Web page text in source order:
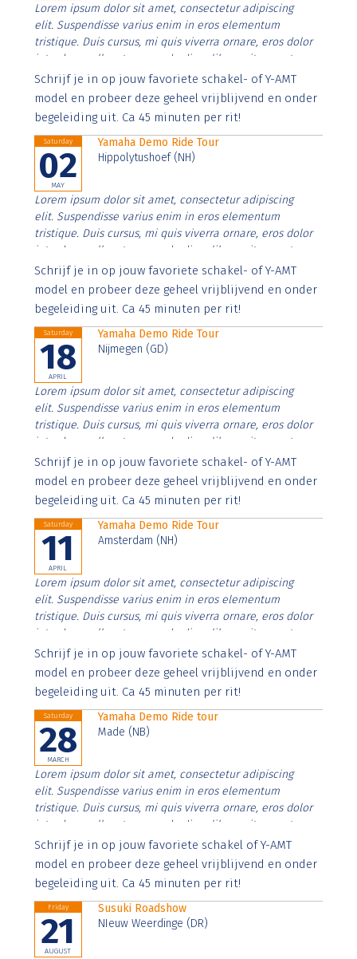
Lorem ipsum dolor sit amet, consectetur adipiscing
elit. Suspendisse varius enim in eros elementum
tristique. Duis cursus, mi quis viverra ornare, eros dolor
interdum nulla, ut commodo diam libero vitae erat.
Aenean faucibus nibh et justo cursus id rutrum lorem
imperdiet. Nunc ut sem vitae risus tristique posuere.
Schrijf je in op jouw favoriete schakel- of Y-AMT
model en probeer deze geheel vrijblijvend en onder
begeleiding uit. Ca 45 minuten per rit!
Saturday
02
MAY
Yamaha Demo Ride Tour
Hippolytushoef (NH)
Lorem ipsum dolor sit amet, consectetur adipiscing
elit. Suspendisse varius enim in eros elementum
tristique. Duis cursus, mi quis viverra ornare, eros dolor
interdum nulla, ut commodo diam libero vitae erat.
Aenean faucibus nibh et justo cursus id rutrum lorem
imperdiet. Nunc ut sem vitae risus tristique posuere.
Schrijf je in op jouw favoriete schakel- of Y-AMT
model en probeer deze geheel vrijblijvend en onder
begeleiding uit. Ca 45 minuten per rit!
Saturday
18
APRIL
Yamaha Demo Ride Tour
Nijmegen (GD)
Lorem ipsum dolor sit amet, consectetur adipiscing
elit. Suspendisse varius enim in eros elementum
tristique. Duis cursus, mi quis viverra ornare, eros dolor
interdum nulla, ut commodo diam libero vitae erat.
Aenean faucibus nibh et justo cursus id rutrum lorem
imperdiet. Nunc ut sem vitae risus tristique posuere.
Schrijf je in op jouw favoriete schakel- of Y-AMT
model en probeer deze geheel vrijblijvend en onder
begeleiding uit. Ca 45 minuten per rit!
Saturday
11
APRIL
Yamaha Demo Ride Tour
Amsterdam (NH)
Lorem ipsum dolor sit amet, consectetur adipiscing
elit. Suspendisse varius enim in eros elementum
tristique. Duis cursus, mi quis viverra ornare, eros dolor
interdum nulla, ut commodo diam libero vitae erat.
Aenean faucibus nibh et justo cursus id rutrum lorem
imperdiet. Nunc ut sem vitae risus tristique posuere.
Schrijf je in op jouw favoriete schakel- of Y-AMT
model en probeer deze geheel vrijblijvend en onder
begeleiding uit. Ca 45 minuten per rit!
Saturday
28
MARCH
Yamaha Demo Ride tour
Made (NB)
Lorem ipsum dolor sit amet, consectetur adipiscing
elit. Suspendisse varius enim in eros elementum
tristique. Duis cursus, mi quis viverra ornare, eros dolor
interdum nulla, ut commodo diam libero vitae erat.
Aenean faucibus nibh et justo cursus id rutrum lorem
imperdiet. Nunc ut sem vitae risus tristique posuere.
Schrijf je in op jouw favoriete schakel of Y-AMT
model en probeer deze geheel vrijblijvend en onder
begeleiding uit. Ca 45 minuten per rit!
Friday
21
AUGUST
Susuki Roadshow
NIeuw Weerdinge (DR)